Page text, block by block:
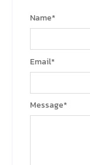
Message*
Name*
Email*